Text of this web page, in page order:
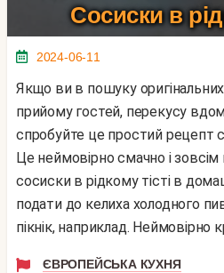
Сосиски в
2024-06-11
Якщо ви в пошуку оригінальних і смачних закусок для
прийому гостей, перекусу
спробуйте це простий рецепт
Це неймовірно смачно і
сосиски в рідкому тісті в
подати до келиха холодного
пікнік, наприклад. Неймовірно
ЄВРОПЕЙСЬКА КУХНЯ